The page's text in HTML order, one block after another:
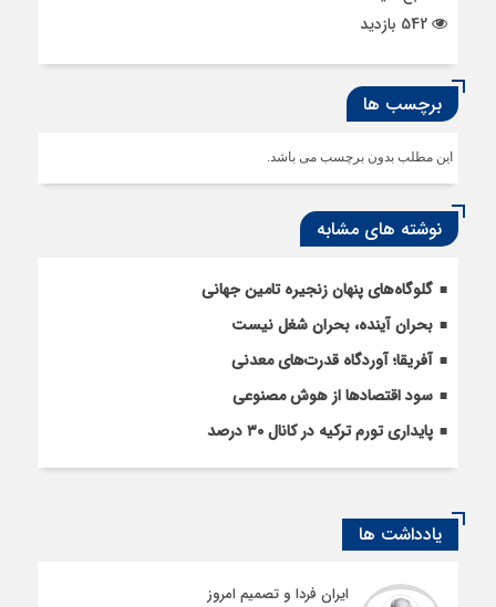
برچسب ها
این مطلب بدون برچسب می باشد.
نوشته های مشابه
گلوگاه‌های پنهان زنجیره تامین جهانی
بحران آینده، بحران شغل نیست
آفریقا؛ آوردگاه قدرت‌های معدنی
سود اقتصاد‌ها از هوش مصنوعی
پایداری تورم ترکیه در کانال ۳۰ درصد
یادداشت ها
ایران فردا و تصمیم امروز